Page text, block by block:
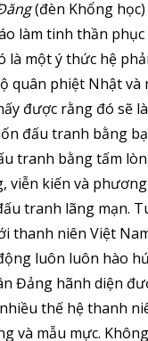
(đèn Khổng
làm tinh thần
là một ý thức hệ
quân phiệt Nhật và
được rằng đó sẽ
đấu tranh bằng
tranh bằng tấm
viễn kiến và
tranh lãng mạn.
thanh niên Việt
luôn luôn hào
Đảng hãnh diện
thế hệ thanh
và mẫu mực.